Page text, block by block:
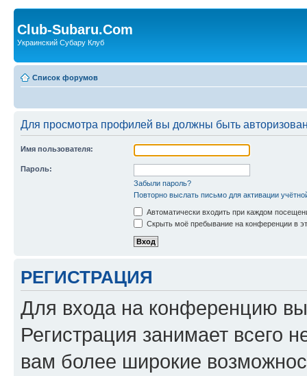
Club-Subaru.Com
Украинский Субару Клуб
Список форумов
Для просмотра профилей вы должны быть
Имя пользователя:
Пароль:
Забыли пароль?
Повторно выслать письмо для активации
Автоматически входить при каждом
Скрыть моё пребывание на конференции в
РЕГИСТРАЦИЯ
Для входа на конференцию
Регистрация занимает всего
вам более широкие